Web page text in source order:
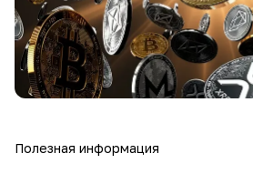
Полезная информация